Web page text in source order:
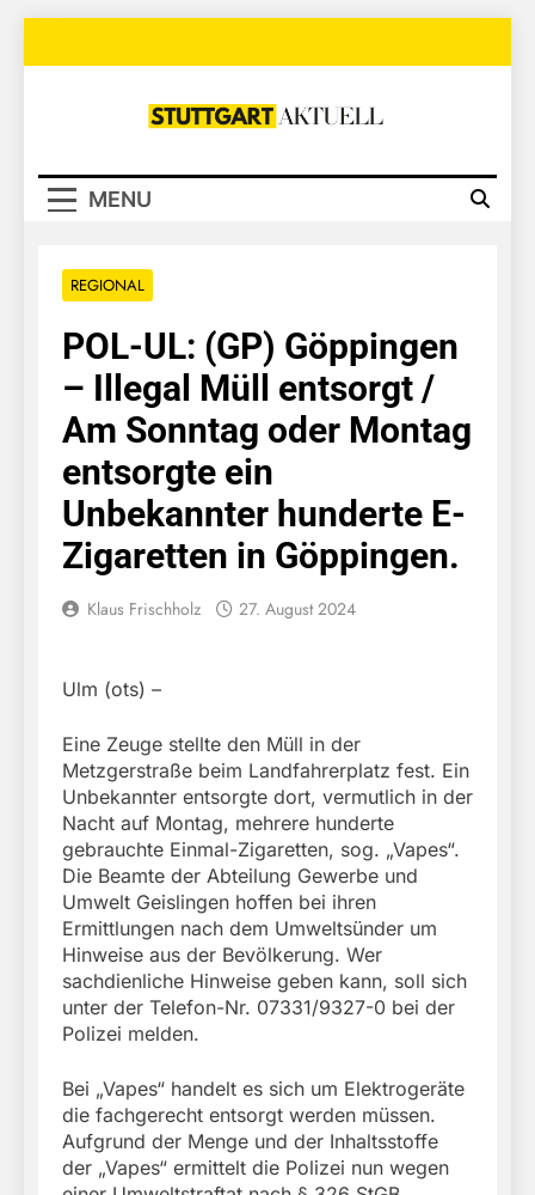
Stuttgart
MENU
REGIONAL
POL-UL: (GP) Göppingen
– Illegal Müll entsorgt /
Am Sonntag oder Montag
entsorgte ein
Unbekannter hunderte E-
Zigaretten in Göppingen.
Klaus Frischholz 27. August 2024
Ulm (ots) –
Eine Zeuge stellte den Müll in der
Metzgerstraße beim Landfahrerplatz fest. Ein
Unbekannter entsorgte dort, vermutlich in der
Nacht auf Montag, mehrere hunderte
gebrauchte Einmal-Zigaretten, sog. „Vapes“.
Die Beamte der Abteilung Gewerbe und
Umwelt Geislingen hoffen bei ihren
Ermittlungen nach dem Umweltsünder um
Hinweise aus der Bevölkerung. Wer
sachdienliche Hinweise geben kann, soll sich
unter der Telefon-Nr. 07331/9327-0 bei der
Polizei melden.
Bei „Vapes“ handelt es sich um Elektrogeräte
die fachgerecht entsorgt werden müssen.
Aufgrund der Menge und der Inhaltsstoffe
der „Vapes“ ermittelt die Polizei nun wegen